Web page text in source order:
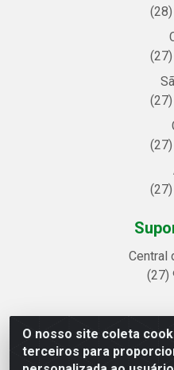
O nosso site coleta
terceiros para
Central
(27)
Linhavix Distribuidora
Quadra314 Lote 05 e